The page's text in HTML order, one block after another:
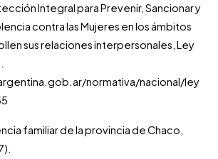
Integral para Prevenir, Sancionar y
contra las Mujeres en los ámbitos
sus relaciones interpersonales, Ley
normativa/nacional/ley
familiar de la provincia de Chaco,